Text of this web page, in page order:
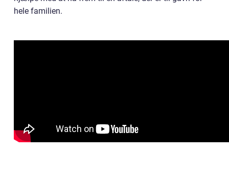
hele familien.